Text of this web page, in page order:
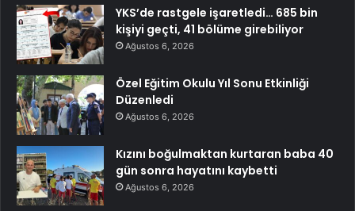
YKS’de rastgele işaretledi… 685 bin
kişiyi geçti, 41 bölüme girebiliyor
Ağustos 6, 2026
Özel Eğitim Okulu Yıl Sonu Etkinliği
Düzenledi
Ağustos 6, 2026
Kızını boğulmaktan kurtaran baba 40
gün sonra hayatını kaybetti
Ağustos 6, 2026